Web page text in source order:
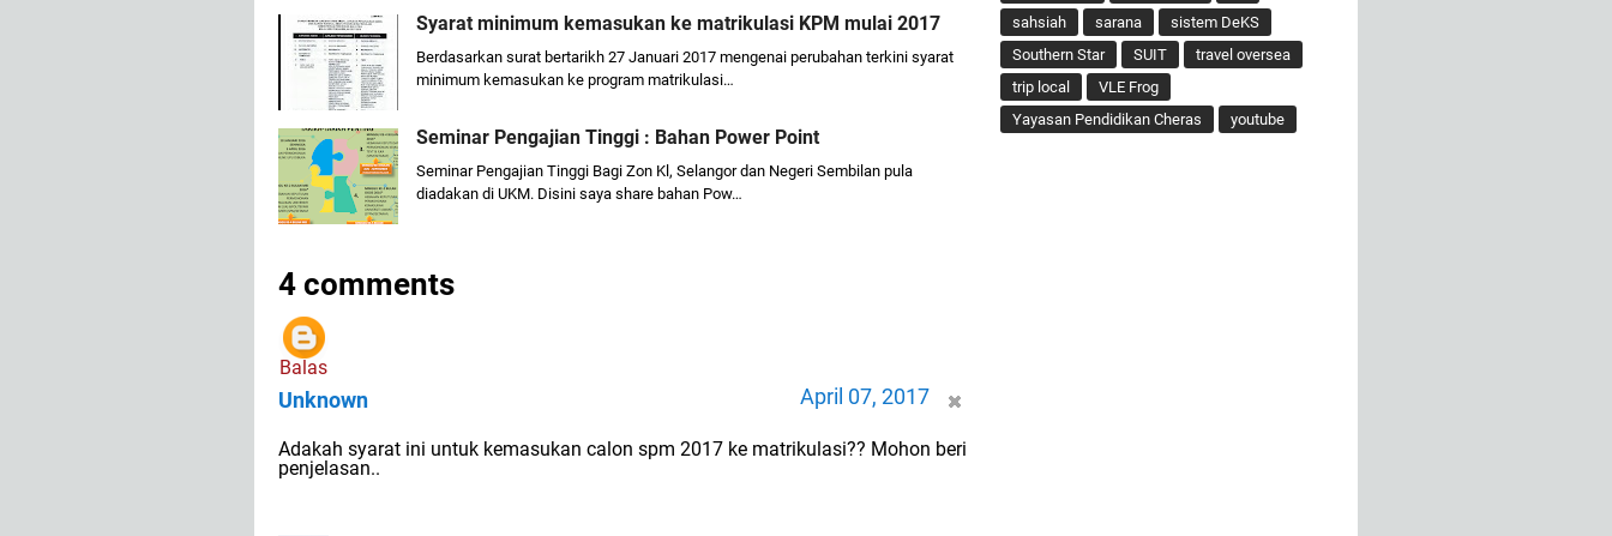
Syarat minimum kemasukan ke matrikulasi KPM mulai 2017
Berdasarkan surat bertarikh 27 Januari 2017 mengenai perubahan terkini syarat
minimum kemasukan ke program matrikulasi…
Seminar Pengajian Tinggi : Bahan Power Point
Seminar Pengajian Tinggi Bagi Zon Kl, Selangor dan Negeri Sembilan pula
diadakan di UKM. Disini saya share bahan Pow…
4 comments
Balas
Unknown April 07, 2017
Adakah syarat ini untuk kemasukan calon spm 2017 ke matrikulasi?? Mohon beri
penjelasan..
sahsiah
sarana
sistem DeKS
Southern Star
SUIT
travel oversea
trip local
VLE Frog
Yayasan Pendidikan Cheras
youtube